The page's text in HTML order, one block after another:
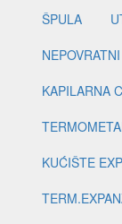
ŠPULA
KAPILARNA
KUĆIŠTE